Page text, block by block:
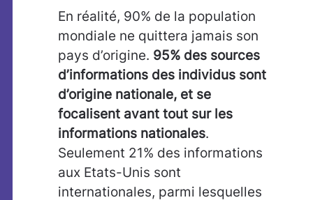
En réalité, 90% de la population
mondiale ne quittera jamais son
pays d’origine. 95% des sources
d’informations des individus sont
d’origine nationale, et se
focalisent avant tout sur les
informations nationales.
Seulement 21% des informations
aux Etats-Unis sont
internationales, parmi lesquelles